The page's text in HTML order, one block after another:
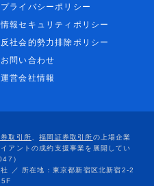
プライバシーポリシー
情報セキュリティポリシー
反社会的勢力排除ポリシー
お問い合わせ
運営会社情報